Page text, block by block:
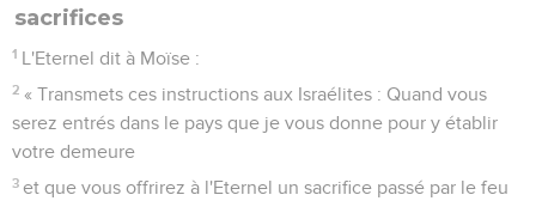
sacrifices
1 L'Eternel dit à Moïse :
2 « Transmets ces instructions aux Israélites : Quand vous
serez entrés dans le pays que je vous donne pour y établir
votre demeure
3 et que vous offrirez à l'Eternel un sacrifice passé par le feu